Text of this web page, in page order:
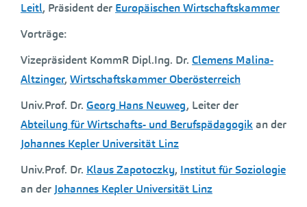
Leitl, Präsident der Europäischen Wirtschaftskammer
Vorträge:
Vizepräsident KommR Dipl.Ing. Dr. Clemens Malina-
Altzinger, Wirtschaftskammer Oberösterreich
Univ.Prof. Dr. Georg Hans Neuweg, Leiter der
Abteilung für Wirtschafts- und Berufspädagogikan der
Johannes Kepler Universität Linz
Univ.Prof. Dr. Klaus Zapotoczky, Institut für Soziologie
an der Johannes Kepler Universität Linz